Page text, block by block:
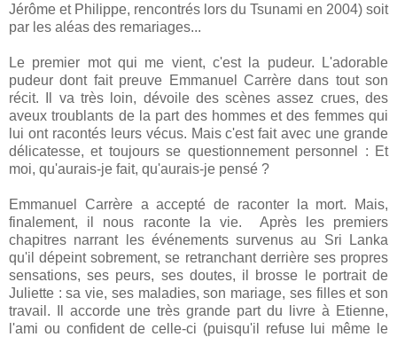
Jérôme et Philippe, rencontrés lors du Tsunami en 2004) soit
par les aléas des remariages...
Le premier mot qui me vient, c'est la pudeur. L'adorable
pudeur dont fait preuve Emmanuel Carrère dans tout son
récit. Il va très loin, dévoile des scènes assez crues, des
aveux troublants de la part des hommes et des femmes qui
lui ont racontés leurs vécus. Mais c'est fait avec une grande
délicatesse, et toujours se questionnement personnel : Et
moi, qu'aurais-je fait, qu'aurais-je pensé ?
Emmanuel Carrère a accepté de raconter la mort. Mais,
finalement, il nous raconte la vie. Après les premiers
chapitres narrant les événements survenus au Sri Lanka
qu'il dépeint sobrement, se retranchant derrière ses propres
sensations, ses peurs, ses doutes, il brosse le portrait de
Juliette : sa vie, ses maladies, son mariage, ses filles et son
travail. Il accorde une très grande part du livre à Etienne,
l'ami ou confident de celle-ci (puisqu'il refuse lui même le